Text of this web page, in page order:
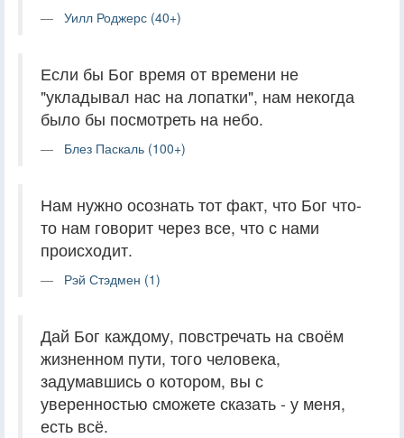
Уилл Роджерс (40+)
Если бы Бог время от времени не
"укладывал нас на лопатки", нам некогда
было бы посмотреть на небо.
Блез Паскаль (100+)
Нам нужно осознать тот факт, что Бог что-
то нам говорит через все, что с нами
происходит.
Рэй Стэдмен (1)
Дай Бог каждому, повстречать на своём
жизненном пути, того человека,
задумавшись о котором, вы с
уверенностью сможете сказать - у меня,
есть всё.